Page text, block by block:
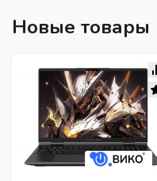
Новые товары